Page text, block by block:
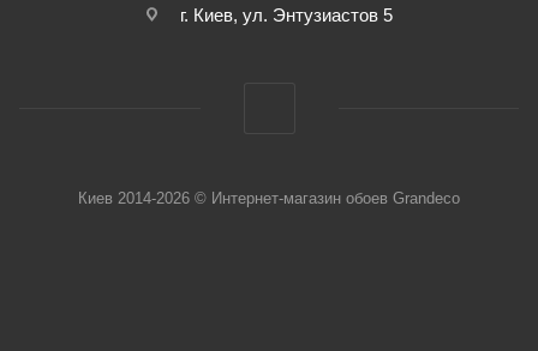
г. Киев, ул. Энтузиастов 5
Киев 2014-2026 © Интернет-магазин обоев Grandeco